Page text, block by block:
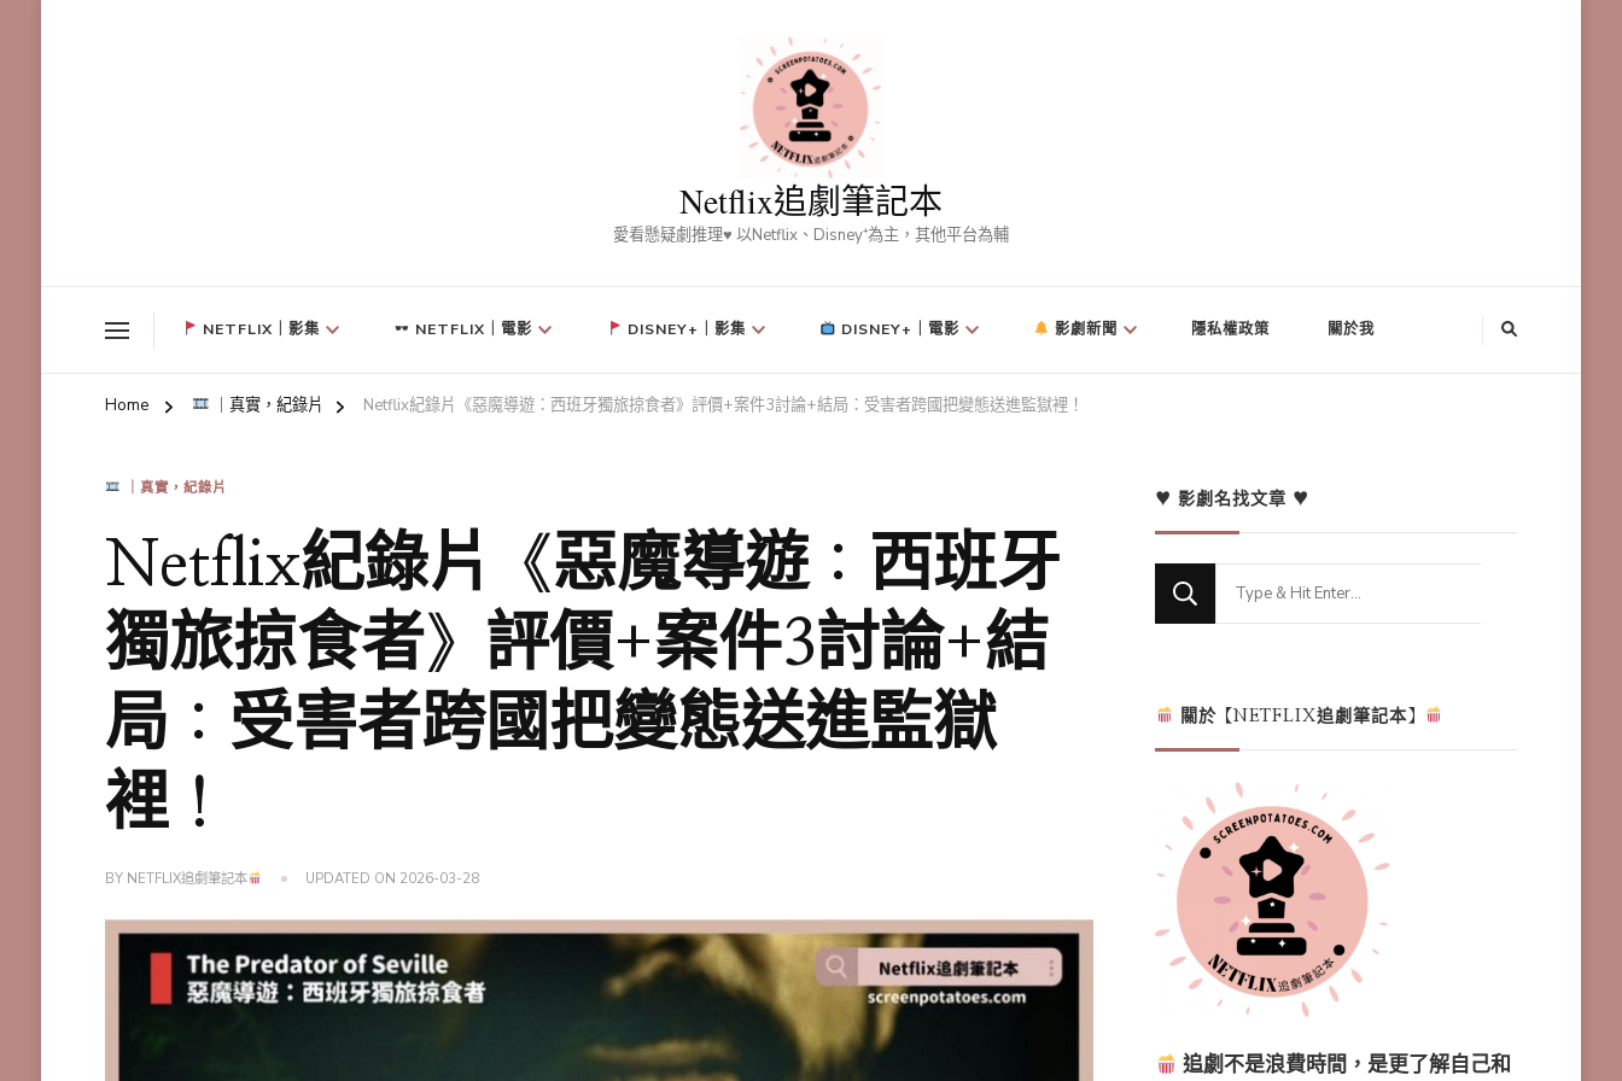
Netflix追劇筆記本
愛看懸疑劇推理♥ 以Netflix、Disney⁺為主，其他平台為輔
NETFLIX｜影集 NETFLIX｜電影 DISNEY+｜影集 DISNEY+｜電影 影劇新聞 隱私權政策 關於我
Home ｜真實，紀錄片 Netflix紀錄片《惡魔導遊：西班牙獨旅掠食者》評價+案件3討論+結局：受害者跨國把變態送進監獄裡！
｜真實，紀錄片
Netflix紀錄片《惡魔導遊：西班牙
獨旅掠食者》評價+案件3討論+結
局：受害者跨國把變態送進監獄
裡！
BY NETFLIX追劇筆記本 UPDATED ON 2026-03-28
♥ 影劇名找文章 ♥
Looking
關於【NETFLIX追劇筆記本】
追劇不是浪費時間，是更了解自己和